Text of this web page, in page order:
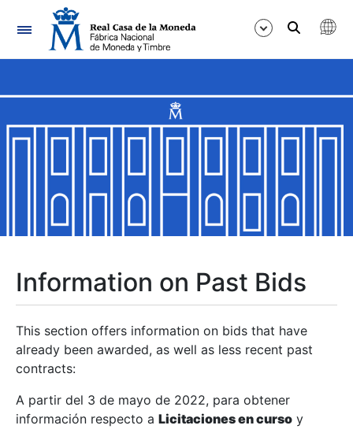
Navigation
Show/Hide
Show/Hide
Show/Hide
Show/Hide
Show/Hide
Information on Past Bids
This section offers information on bids that have
already been awarded, as well as less recent past
contracts:
A partir del 3 de mayo de 2022, para obtener
información respecto a Licitaciones en curso y